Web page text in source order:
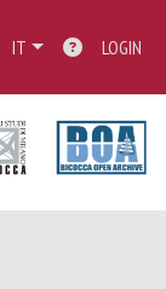
IT LOGIN